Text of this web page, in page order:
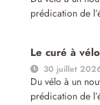
prédication de
Le curé à
30 juillet
Du vélo à un
prédication de